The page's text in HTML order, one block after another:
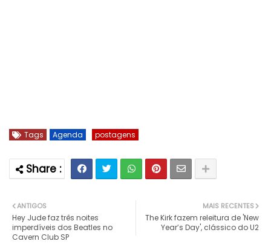
Tags Agenda postagens
MAIS RECENTES
The Kirk fazem releitura de 'New
Year’s Day', clássico do U2
ANTIGOS
Hey Jude faz três noites
imperdíveis dos Beatles no
Cavern Club SP